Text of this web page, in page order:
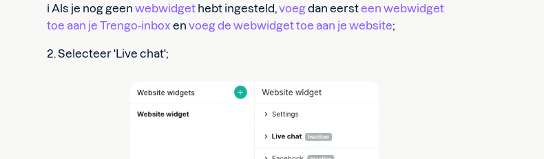
ℹ️ Als je nog geenwebwidget hebt ingesteld,voegdan eersteen webwidget
toe aan je Trengo-inbox envoeg de webwidget toe aan je website;
2. Selecteer 'Live chat';